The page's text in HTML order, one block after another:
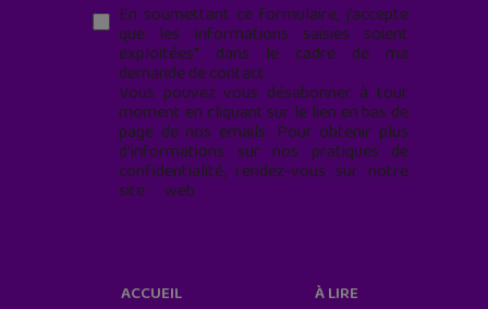
En soumettant ce formulaire, j’accepte
que les informations saisies soient
exploitées* dans le cadre de ma
demande de contact.
Vous pouvez vous désabonner à tout
moment en cliquant sur le lien en bas de
page de nos emails. Pour obtenir plus
d'informations sur nos pratiques de
confidentialité, rendez-vous sur notre
site web
ACCUEIL
À LIRE